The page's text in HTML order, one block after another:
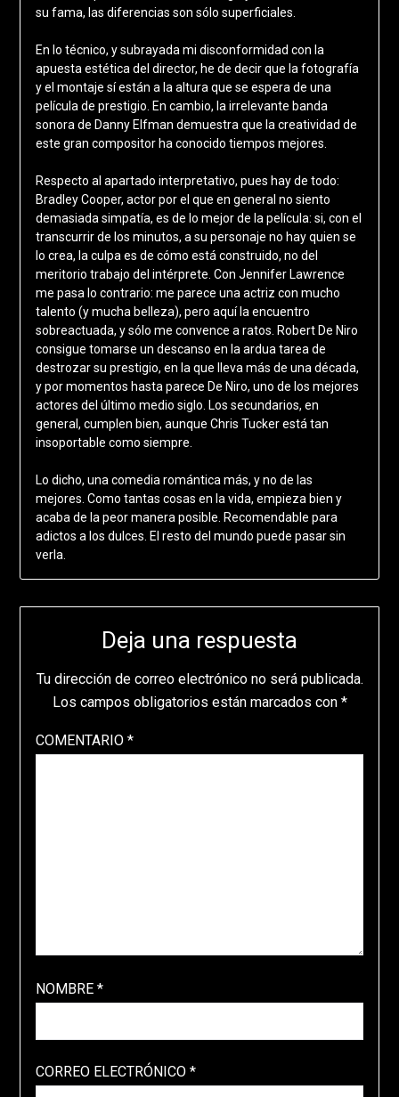
su fama, las diferencias son sólo superficiales.
En lo técnico, y subrayada mi disconformidad con la
apuesta estética del director, he de decir que la fotografía
y el montaje sí están a la altura que se espera de una
película de prestigio. En cambio, la irrelevante banda
sonora de Danny Elfman demuestra que la creatividad de
este gran compositor ha conocido tiempos mejores.
Respecto al apartado interpretativo, pues hay de todo:
Bradley Cooper, actor por el que en general no siento
demasiada simpatía, es de lo mejor de la película: si, con el
transcurrir de los minutos, a su personaje no hay quien se
lo crea, la culpa es de cómo está construido, no del
meritorio trabajo del intérprete. Con Jennifer Lawrence
me pasa lo contrario: me parece una actriz con mucho
talento (y mucha belleza), pero aquí la encuentro
sobreactuada, y sólo me convence a ratos. Robert De Niro
consigue tomarse un descanso en la ardua tarea de
destrozar su prestigio, en la que lleva más de una década,
y por momentos hasta parece De Niro, uno de los mejores
actores del último medio siglo. Los secundarios, en
general, cumplen bien, aunque Chris Tucker está tan
insoportable como siempre.
Lo dicho, una comedia romántica más, y no de las
mejores. Como tantas cosas en la vida, empieza bien y
acaba de la peor manera posible. Recomendable para
adictos a los dulces. El resto del mundo puede pasar sin
verla.
Deja una respuesta
Tu dirección de correo electrónico no será publicada.
Los campos obligatorios están marcados con *
COMENTARIO *
NOMBRE *
CORREO ELECTRÓNICO *